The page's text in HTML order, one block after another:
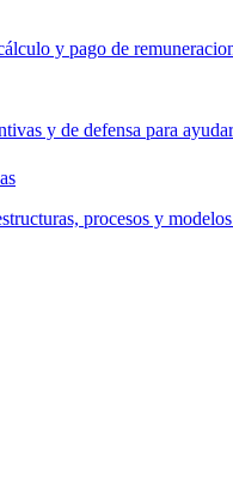
y pago de
y de defensa para
procesos y